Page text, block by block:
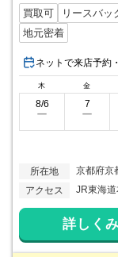
買取可 リースバッ
地元密着
ネットで来店予約
木 金
8/6
ー
7
ー
所在地
京都府京
アクセス
JR東海
詳しく